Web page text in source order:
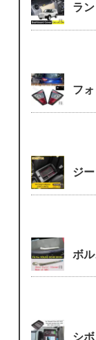
ラ
フ
ジ
ボ
シ